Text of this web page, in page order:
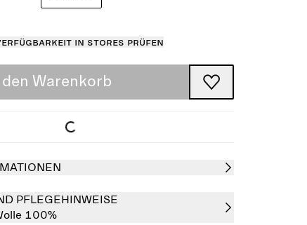
in Stores prüfen
den Warenkorb
PFLEGEHINWEISE
100%